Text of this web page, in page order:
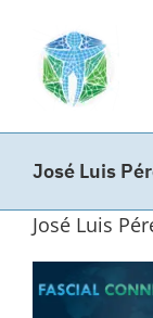
contenido
José Luis
José Luis